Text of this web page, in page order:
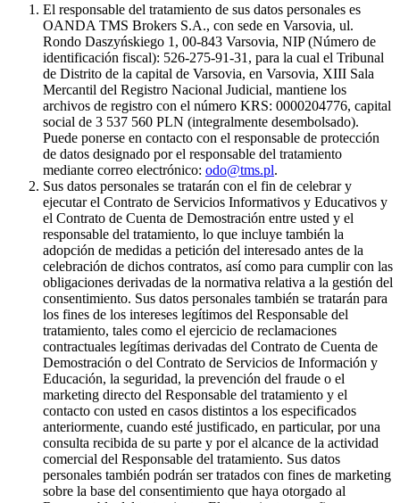
El responsable del tratamiento de sus datos personales es
OANDA TMS Brokers S.A., con sede en Varsovia, ul.
Rondo Daszyńskiego 1, 00-843 Varsovia, NIP (Número de
identificación fiscal): 526-275-91-31, para la cual el Tribunal
de Distrito de la capital de Varsovia, en Varsovia, XIII Sala
Mercantil del Registro Nacional Judicial, mantiene los
archivos de registro con el número KRS: 0000204776, capital
social de 3 537 560 PLN (integralmente desembolsado).
Puede ponerse en contacto con el responsable de protección
de datos designado por el responsable del tratamiento
mediante correo electrónico: odo@tms.pl.
Sus datos personales se tratarán con el fin de celebrar y
ejecutar el Contrato de Servicios Informativos y Educativos y
el Contrato de Cuenta de Demostración entre usted y el
responsable del tratamiento, lo que incluye también la
adopción de medidas a petición del interesado antes de la
celebración de dichos contratos, así como para cumplir con las
obligaciones derivadas de la normativa relativa a la gestión del
consentimiento. Sus datos personales también se tratarán para
los fines de los intereses legítimos del Responsable del
tratamiento, tales como el ejercicio de reclamaciones
contractuales legítimas derivadas del Contrato de Cuenta de
Demostración o del Contrato de Servicios de Información y
Educación, la seguridad, la prevención del fraude o el
marketing directo del Responsable del tratamiento y el
contacto con usted en casos distintos a los especificados
anteriormente, cuando esté justificado, en particular, por una
consulta recibida de su parte y por el alcance de la actividad
comercial del Responsable del tratamiento. Sus datos
personales también podrán ser tratados con fines de marketing
sobre la base del consentimiento que haya otorgado al